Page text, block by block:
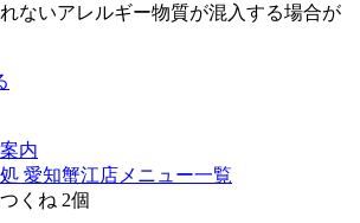
ないアレルギー物質が混入する場合が
内
愛知蟹江店メニュー一覧
くね 2個